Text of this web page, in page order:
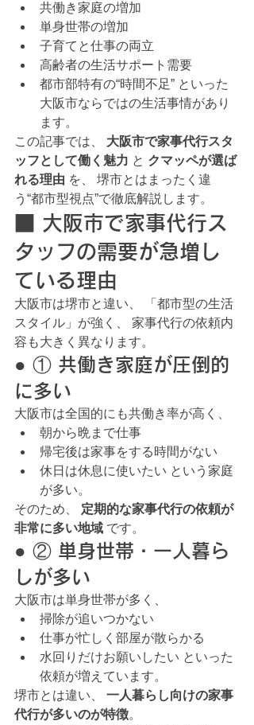
共働き家庭の増加
単身世帯の増加
子育てと仕事の両立
高齢者の生活サポート需要
都市部特有の“時間不足” といった
大阪市ならではの生活事情があり
ます。
この記事では、 大阪市で家事代行スタ
ッフとして働く魅力 と クマッペが選ば
れる理由 を、 堺市とはまったく違
う“都市型視点”で徹底解説します。
■ 大阪市で家事代行ス
タッフの需要が急増し
ている理由
大阪市は堺市と違い、 「都市型の生活
スタイル」が強く、 家事代行の依頼内
容も大きく異なります。
● ① 共働き家庭が圧倒的
に多い
大阪市は全国的にも共働き率が高く、
朝から晩まで仕事
帰宅後は家事をする時間がない
休日は休息に使いたい という家庭
が多い。
そのため、 定期的な家事代行の依頼が
非常に多い地域 です。
● ② 単身世帯・一人暮ら
しが多い
大阪市は単身世帯が多く、
掃除が追いつかない
仕事が忙しく部屋が散らかる
水回りだけお願いしたい といった
依頼が増えています。
堺市とは違い、 一人暮らし向けの家事
代行が多いのが特徴。